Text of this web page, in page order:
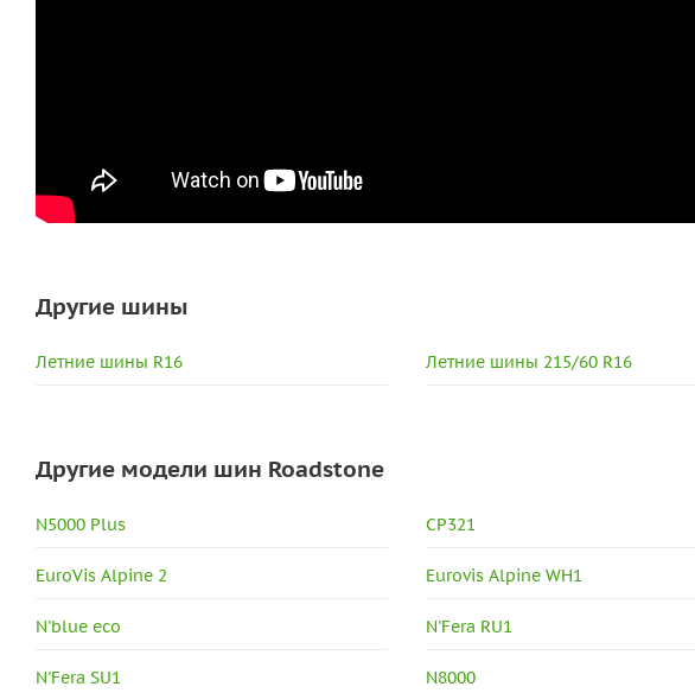
Другие шины
Летние шины R16 Летние шины 215/60 R16
Другие модели шин Roadstone
N5000 Plus CP321
EuroVis Alpine 2 Eurovis Alpine WH1
N'blue eco N'Fera RU1
N'Fera SU1 N8000